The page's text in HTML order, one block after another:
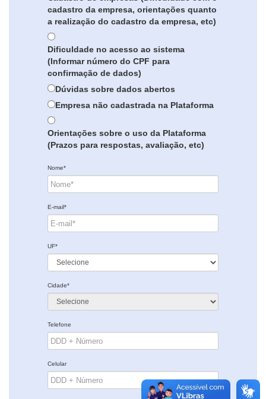
cadastro da empresa, orientações quanto
a realização do cadastro da empresa, etc)
Dificuldade no acesso ao sistema
(Informar número do CPF para
confirmação de dados)
Dúvidas sobre dados abertos
Empresa não cadastrada na Plataforma
Orientações sobre o uso da Plataforma
(Prazos para respostas, avaliação, etc)
Nome*
E-mail*
UF*
Cidade*
Telefone
Celular